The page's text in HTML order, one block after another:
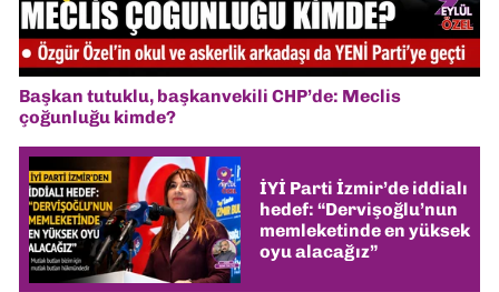
Başkan tutuklu, başkanvekili CHP’de: Meclis
çoğunluğu kimde?
İYİ Parti İzmir’de iddialı
hedef: “Dervişoğlu’nun
memleketinde en yüksek
oyu alacağız”